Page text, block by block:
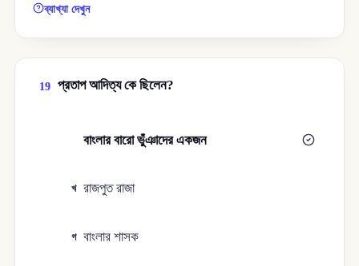
ব্যাখ্যা দেখুন
19 প্রতাপ আদিত্য কে ছিলেন?
বাংলার বারো ভুঁঞাদের একজন
খ রাজপুত রাজা
গ বাংলার শাসক